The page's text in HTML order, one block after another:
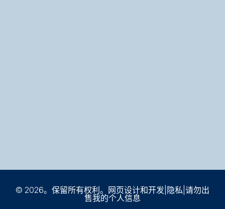
© 2026。保留所有权利。网页设计和开发| 隐私 请勿出
售我的个人信息